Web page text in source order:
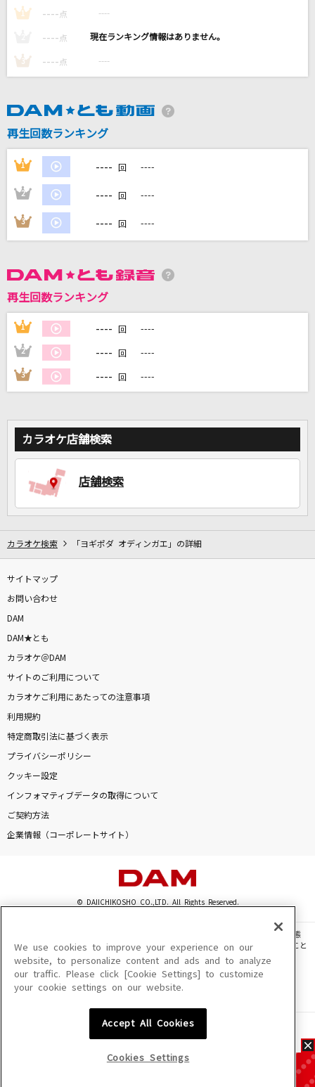
菅田将暉
RADWIMPS
ClariS
夏祭り
Whiteberry
[生音]花びら
マルシィ
みやかわくん
[生音]川の流れのように
美空ひばり
カラオケをもっと楽しもう！
1 ---- 点 ----
---- 点 ----
3 ---- 点 ----
再生回数ランキング
1 ---- 回 ----
2 ---- 回 ----
3 ---- 回 ----
再生回数ランキング
1 ---- 回 ----
2 ---- 回 ----
3 ---- 回 ----
カラオケ店舗検索
店舗検索
カラオケ検索 「ヨギポダ オディンガエ」の詳細
サイトマップ
お問い合わせ
DAM
DAM★とも
カラオケ＠DAM
サイトのご利用について
カラオケご利用にあたっての注意事項
利用規約
特定商取引法に基づく表示
プライバシーポリシー
クッキー設定
インフォマティブデータの取得について
ご契約方法
企業情報（コーポレートサイト）
© DAIICHIKOSHO CO.,LTD. All Rights Reserved.
このサイトに掲載されている一切の文章・画像・写真・動画・音声等を、手段や形態
を問わず、著作権法の定める範囲を超えて無断で複製、転載、ファイル化などすること
を禁じます。
楽曲及びコンテンツは、機種によりご利用いただけない場合があります。
楽曲及びコンテンツの配信日、配信内容が変更になる場合があります。
We use cookies to improve your experience on our
website, to personalize content and ads and to analyze
our traffic. Please click [Cookie Settings] to customize
your cookie settings on our website.
Accept All Cookies
Cookies Settings